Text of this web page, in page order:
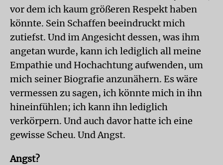
vor dem ich kaum größeren Respekt haben
könnte. Sein Schaffen beeindruckt mich
zutiefst. Und im Angesicht dessen, was ihm
angetan wurde, kann ich lediglich all meine
Empathie und Hochachtung aufwenden, um
mich seiner Biografie anzunähern. Es wäre
vermessen zu sagen, ich könnte mich in ihn
hineinfühlen; ich kann ihn lediglich
verkörpern. Und auch davor hatte ich eine
gewisse Scheu. Und Angst.
Angst?